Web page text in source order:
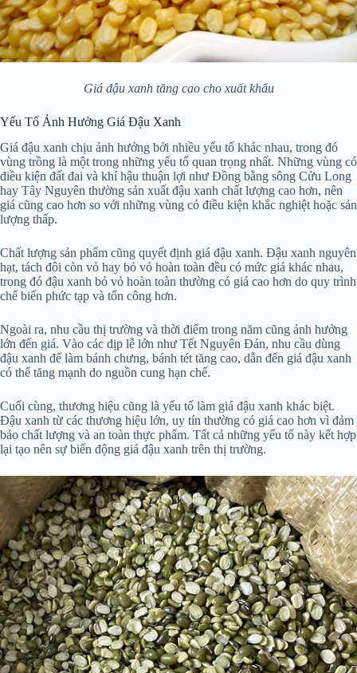
Giá đậu xanh tăng cao cho xuất khẩu
Yếu Tố Ảnh Hưởng Giá Đậu Xanh
Giá đậu xanh chịu ảnh hưởng bởi nhiều yếu tố khác nhau, trong đó
vùng trồng là một trong những yếu tố quan trọng nhất. Những vùng có
điều kiện đất đai và khí hậu thuận lợi như Đồng bằng sông Cửu Long
hay Tây Nguyên thường sản xuất đậu xanh chất lượng cao hơn, nên
giá cũng cao hơn so với những vùng có điều kiện khắc nghiệt hoặc sản
lượng thấp.
Chất lượng sản phẩm cũng quyết định giá đậu xanh. Đậu xanh nguyên
hạt, tách đôi còn vỏ hay bỏ vỏ hoàn toàn đều có mức giá khác nhau,
trong đó đậu xanh bỏ vỏ hoàn toàn thường có giá cao hơn do quy trình
chế biến phức tạp và tốn công hơn.
Ngoài ra, nhu cầu thị trường và thời điểm trong năm cũng ảnh hưởng
lớn đến giá. Vào các dịp lễ lớn như Tết Nguyên Đán, nhu cầu dùng
đậu xanh để làm bánh chưng, bánh tét tăng cao, dẫn đến giá đậu xanh
có thể tăng mạnh do nguồn cung hạn chế.
Cuối cùng, thương hiệu cũng là yếu tố làm giá đậu xanh khác biệt.
Đậu xanh từ các thương hiệu lớn, uy tín thường có giá cao hơn vì đảm
bảo chất lượng và an toàn thực phẩm. Tất cả những yếu tố này kết hợp
lại tạo nên sự biến động giá đậu xanh trên thị trường.